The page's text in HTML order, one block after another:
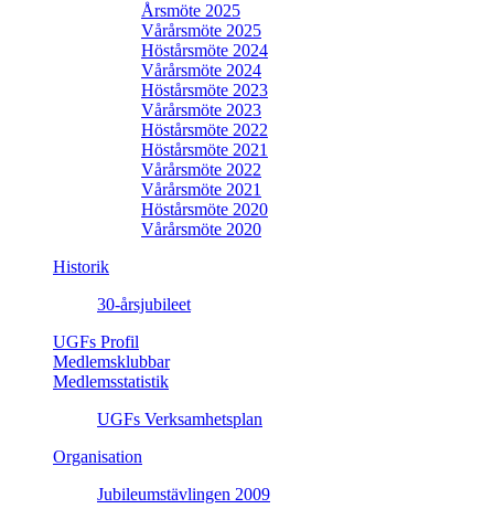
Årsmöte 2025
Vårårsmöte 2025
Höstårsmöte 2024
Vårårsmöte 2024
Höstårsmöte 2023
Vårårsmöte 2023
Höstårsmöte 2022
Höstårsmöte 2021
Vårårsmöte 2022
Vårårsmöte 2021
Höstårsmöte 2020
Vårårsmöte 2020
Historik
30-årsjubileet
UGFs Profil
Medlemsklubbar
Medlemsstatistik
UGFs Verksamhetsplan
Organisation
Jubileumstävlingen 2009